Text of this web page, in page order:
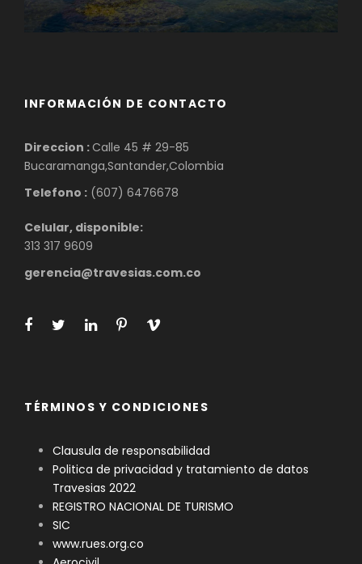
INFORMACIÓN DE CONTACTO
Direccion :Calle 45 # 29-85
Bucaramanga,Santander,Colombia
Telefono : (607) 6476678
Celular, disponible:
313 317 9609
gerencia@travesias.com.co
TÉRMINOS Y CONDICIONES
Clausula de responsabilidad
Politica de privacidad y tratamiento de datos
Travesias 2022
REGISTRO NACIONAL DE TURISMO
SIC
www.rues.org.co